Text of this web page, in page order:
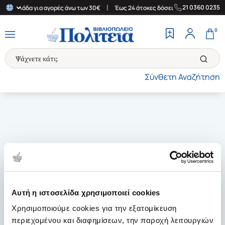
Αυτή η ιστοσελίδα χρησιμοποιεί cookies
Χρησιμοποιούμε cookies για την εξατομίκευση
περιεχομένου και διαφημίσεων, την παροχή λειτουργιών
Ελλάδα για αγορές άνω των 30€ Έως 24 άτοκες δόσεις |
21 0360 0235
Σύνθετη Αναζήτηση
0